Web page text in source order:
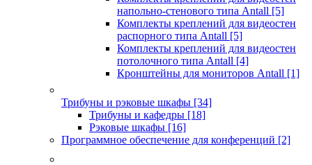
напольно-стенового типа Antall [5]
Комплекты креплений для видеостен
распорного типа Antall [5]
Комплекты креплений для видеостен
потолочного типа Antall [4]
Кронштейны для мониторов Antall [1]
Трибуны и рэковые шкафы [34]
Трибуны и кафедры [18]
Рэковые шкафы [16]
Программное обеспечение для конференций [2]